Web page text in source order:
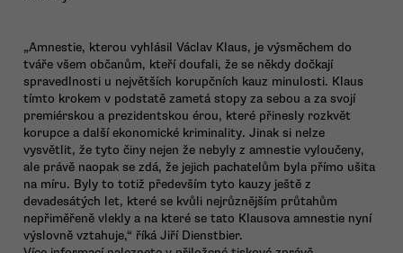
„Amnestie, kterou vyhlásil Václav Klaus, je výsměchem do
tváře všem občanům, kteří doufali, že se někdy dočkají
spravedlnosti u největších korupčních kauz minulosti. Klaus
tímto krokem v podstatě zametá stopy za sebou a za svojí
premiérskou a prezidentskou érou, které přinesly rozkvět
korupce a další ekonomické kriminality. Jinak si nelze
vysvětlit, že tyto činy nejen že nebyly z amnestie vyloučeny,
ale právě naopak se zdá, že jejich pachatelům byla přímo ušita
na míru. Byly to totiž především tyto kauzy ještě z
devadesátých let, které se kvůli nejrůznějším průtahům
nepřiměřeně vlekly a na které se tato Klausova amnestie nyní
výslovně vztahuje,“ říká Jiří Dienstbier.